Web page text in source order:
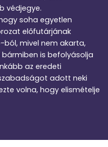
védjegye.
soha egyetlen
előfutárjának
mivel nem akarta,
is befolyásolja
az eredeti
adott neki
volna, hogy elismételje